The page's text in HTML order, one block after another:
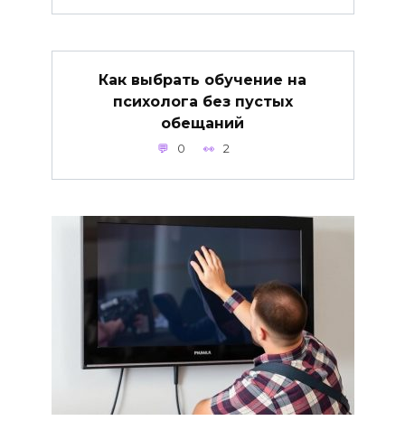
Как выбрать обучение на
психолога без пустых
обещаний
0 2